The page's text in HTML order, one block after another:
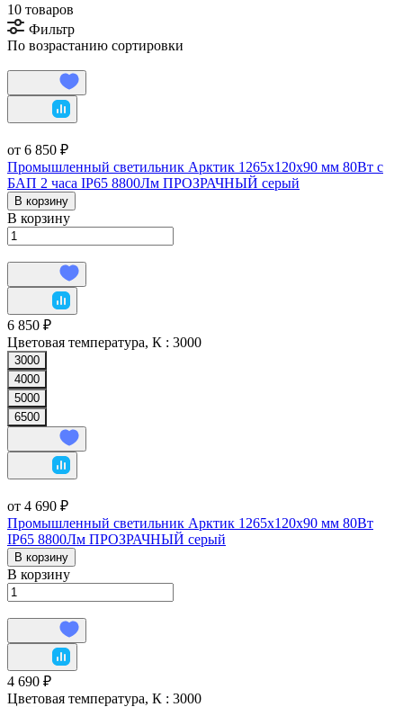
10 товаров
Фильтр
По возрастанию сортировки
от 6 850 ₽
Промышленный светильник Арктик 1265х120х90 мм 80Вт с
БАП 2 часа IP65 8800Лм ПРОЗРАЧНЫЙ серый
В корзину
В корзину
6 850 ₽
Цветовая температура, К : 3000
3000
4000
5000
6500
от 4 690 ₽
Промышленный светильник Арктик 1265х120х90 мм 80Вт
IP65 8800Лм ПРОЗРАЧНЫЙ серый
В корзину
В корзину
4 690 ₽
Цветовая температура, К : 3000